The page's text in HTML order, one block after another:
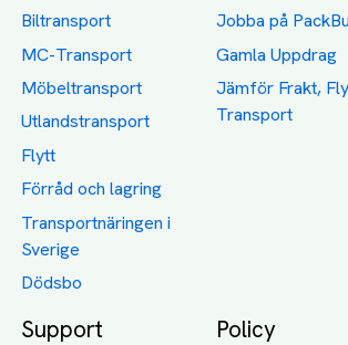
Biltransport
MC-Transport
Möbeltransport
Utlandstransport
Flytt
Förråd och lagring
Transportnäringen i
Sverige
Dödsbo
Jobba på
Gamla Uppdrag
Jämför Frakt,
Transport
Support Policy